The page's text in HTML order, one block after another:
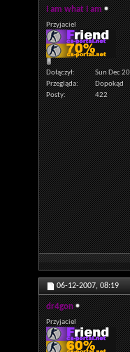
I am what I am
Przyjaciel
Dołączył
Sun Dec
Przegląda
Dopokąd
Posty
422
06-12-2007, 08:19
dr4gon
Przyjaciel